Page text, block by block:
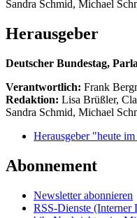
Sandra Schmid, Michael
Herausgeber
Deutscher Bundestag,
Verantwortlich: Frank
Redaktion: Lisa Brüßler,
Sandra Schmid, Michael
Herausgeber "heute
Abonnement
Newsletter abonnieren
RSS-Dienste (Interner